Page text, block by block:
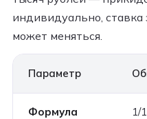
индивидуально, ставка
может меняться.
Параметр
Формула
1/